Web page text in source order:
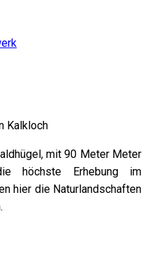
mit 90 Meter Meter
höchste Erhebung im
hier die Naturlandschaften